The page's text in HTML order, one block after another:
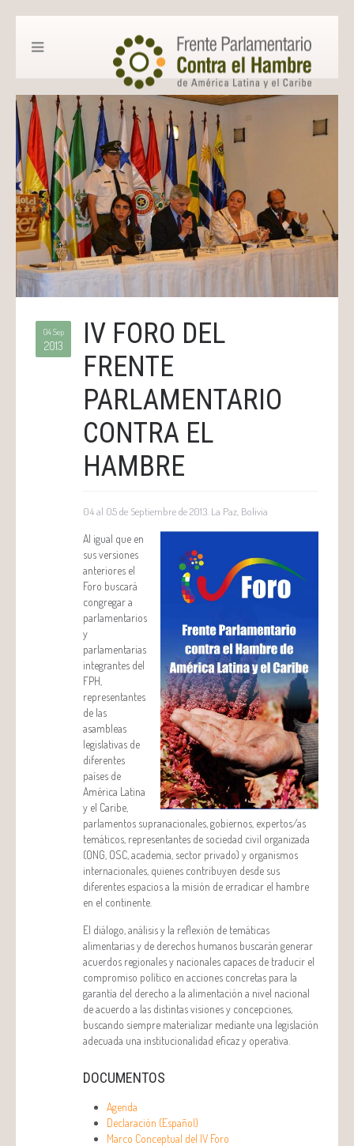
04 Sep
2013
IV FORO DEL
FRENTE
PARLAMENTARIO
CONTRA EL
HAMBRE
04 al 05 de Septiembre de 2013. La Paz, Bolivia
Al igual que en
sus versiones
anteriores el
Foro buscará
congregar a
parlamentarios
y
parlamentarias
integrantes del
FPH,
representantes
de las
asambleas
legislativas de
diferentes
países de
América Latina
y el Caribe,
parlamentos supranacionales, gobiernos, expertos/as
temáticos, representantes de sociedad civil organizada
(ONG, OSC, academia, sector privado) y organismos
internacionales, quienes contribuyen desde sus
diferentes espacios a la misión de erradicar el hambre
en el continente.
El diálogo, análisis y la reflexión de temáticas
alimentarias y de derechos humanos buscarán generar
acuerdos regionales y nacionales capaces de traducir el
compromiso político en acciones concretas para la
garantía del derecho a la alimentación a nivel nacional
de acuerdo a las distintas visiones y concepciones,
buscando siempre materializar mediante una legislación
adecuada una institucionalidad eficaz y operativa.
DOCUMENTOS
Agenda
Declaración (Español)
Marco Conceptual del IV Foro